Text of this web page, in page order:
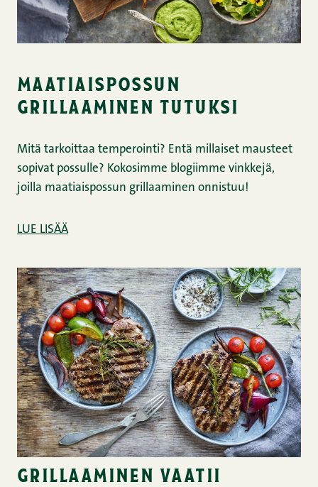
maatiaispossun
grillaaminen tutuksi
Mitä tarkoittaa temperointi? Entä millaiset mausteet
sopivat possulle? Kokosimme blogiimme vinkkejä,
joilla maatiaispossun grillaaminen onnistuu!
LUE LISÄÄ
grillaaminen vaatii